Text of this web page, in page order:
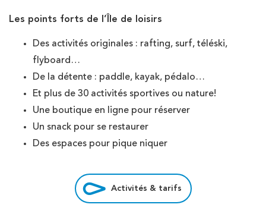
Vague à surf
Boutique
Les points forts de l’Île de loisirs
Des activités originales : rafting, surf, téléski,
flyboard…
De la détente : paddle, kayak, pédalo…
Et plus de 30 activités sportives ou nature!
Une boutique en ligne pour réserver
Un snack pour se restaurer
Des espaces pour pique niquer
Activités & tarifs